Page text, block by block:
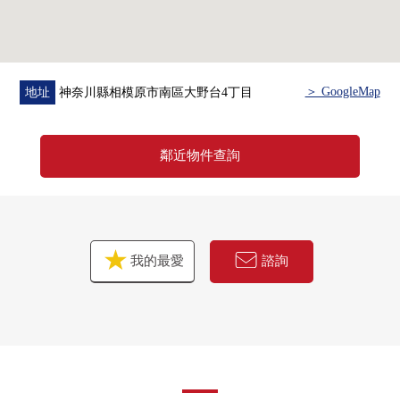
※以首都圏為中心，也承受關於杉並區周圍以外的房地產
的出售的需討論。
"免費評估的申請"
免付費專線：0120-317-631
地址 神奈川縣相模原市南區大野台4丁目 ＞ GoogleMap
鄰近物件查詢
我的最愛 諮詢